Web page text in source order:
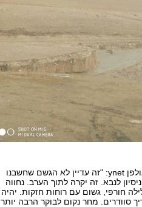
חזאי מטאו-טק צחי וקסמן אמר בריאיון לאולפן ynet: "זה עדיין לא הגשם שחשבנו
לנבא. זה יקרה לתוך הערב. נחווה
חורפי, גשום עם רוחות חזקות. יהיה
סוודרים. מחר נקום לבוקר הרבה יותר